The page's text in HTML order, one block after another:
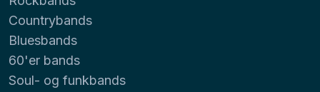
Countrybands
Bluesbands
60'er bands
Soul- og funkbands